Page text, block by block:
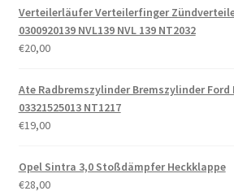
Verteilerläufer Verteilerfinger
0300920139 NVL139 NVL 139 NT2032
€20,00
Ate Radbremszylinder Bremszylinder Ford
03321525013 NT1217
€19,00
Opel Sintra 3,0 Stoßdämpfer Heckklappe
€28,00